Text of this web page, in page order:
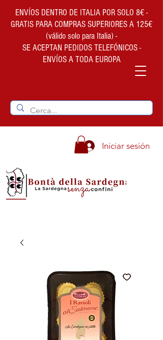
ENVÍOS DENTRO DE ITALIA POR SOLO 8€ -
GRATIS PARA COMPRAS SUPERIORES A 125€
(válido solo para Italia) -
SE ACEPTAN PEDIDOS TELEFÓNICOS -
ENVÍOS A TODA EUROPA
Iniciar sesión